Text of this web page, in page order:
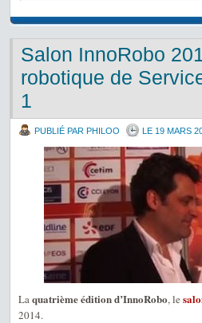
Salon InnoRobo
robotique de
1
PUBLIÉ PAR PHILOO LE 19 MARS
Laquatrième édition d’InnoRobo, le
2014.